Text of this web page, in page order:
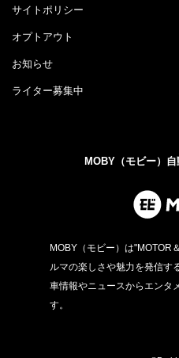
サイトポリシー
オプトアウト
お知らせ
ライター募集中
MOBY（モビー）自
MOBY（モビー）は"MOTOR
ルマの楽しさや魅力を発信す
車情報やニュースからエンタ
す。